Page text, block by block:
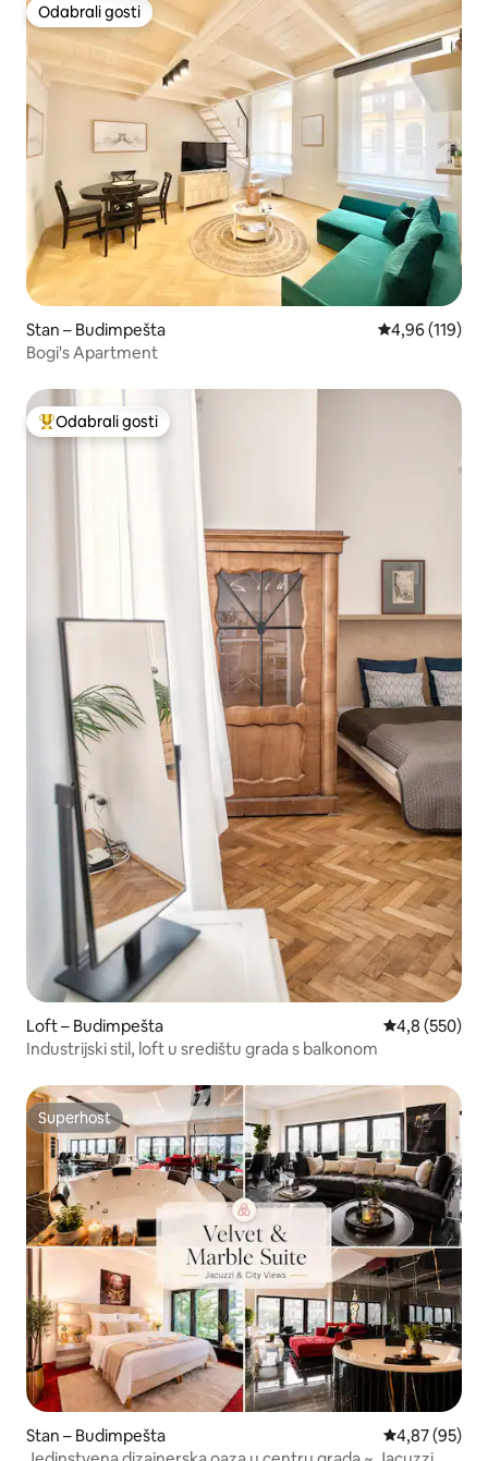
Odabrali gosti
Odabrali gosti
Stan – Budimpešta Prosječna
4,96 (119)
Bogi's Apartment
Među najviše rangiranima s oznakom „Odabrali gosti”
Odabrali gosti
Loft – Budimpešta Prosječna
4,8 (550)
Industrijski stil, loft u središtu grada s balkonom
Superhost
Superhost
Stan – Budimpešta Prosječna
4,87 (95)